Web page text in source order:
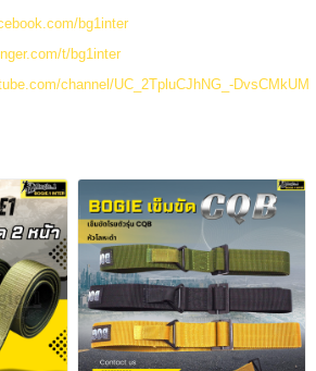
bg1inter
t/bg1inter
channel/UC_2TpluCJhNG_-DvsCMkUM